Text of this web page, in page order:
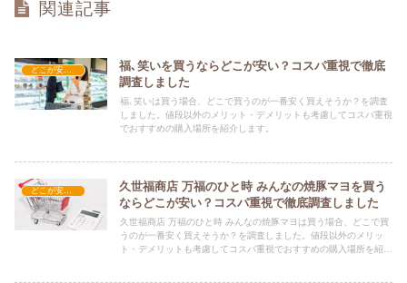
関連記事
どこが安い？-食品・食材
福､笑いを買うならどこが安い？コスパ重視で徹底
調査しました
福､笑いは買う場合、どこで買うのが一番安く買えそうか？を調査
しました。値段以外のメリット・デメリットも考慮してコスパ重視
でおすすめの購入場所を紹介します。
どこが安い？-食品・食材
久世福商店 万福のひと時 みんなの焼豚マヨを買う
ならどこが安い？コスパ重視で徹底調査しました
久世福商店 万福のひと時 みんなの焼豚マヨは買う場合、どこで買
うのが一番安く買えそうか？を調査しました。値段以外のメリッ
ト・デメリットも考慮してコスパ重視でおすすめの購入場所を紹介